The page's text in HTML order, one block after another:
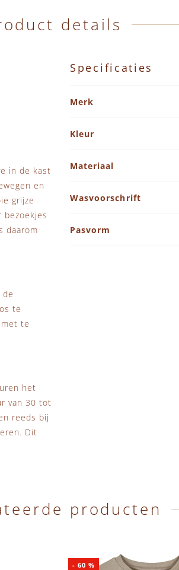
details
in de kast
en
grijze
daarom
te
te
het
van 30 tot
reeds bij
Dit
Specificaties
Merk
Kleur
Materiaal
Wasvoorschrift
Pasvorm
producten
-60 %